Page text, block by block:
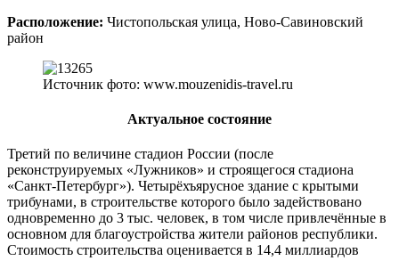
Расположение: Чистопольская улица, Ново-Савиновский
район
Источник фото: www.mouzenidis-travel.ru
Актуальное состояние
Третий по величине стадион России (после
реконструируемых «Лужников» и строящегося стадиона
«Санкт-Петербург»). Четырёхъярусное здание с крытыми
трибунами, в строительстве которого было задействовано
одновременно до 3 тыс. человек, в том числе привлечённые в
основном для благоустройства жители районов республики.
Стоимость строительства оценивается в 14,4 миллиардов